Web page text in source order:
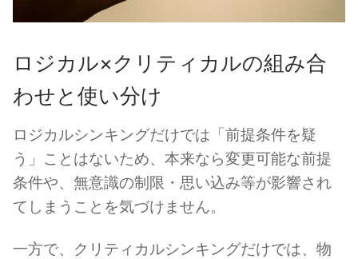
ロジカル×クリティカルの組み合
わせと使い分け
ロジカルシンキングだけでは「前提条件を疑
う」ことはないため、本来なら変更可能な前提
条件や、無意識の制限・思い込み等が影響され
てしまうことを気づけません。
一方で、クリティカルシンキングだけでは、物